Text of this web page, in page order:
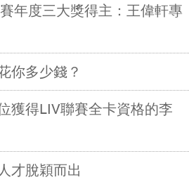
年度三大獎得主：王偉軒專
你多少錢？
獲得LIV聯賽全卡資格的李
才脫穎而出